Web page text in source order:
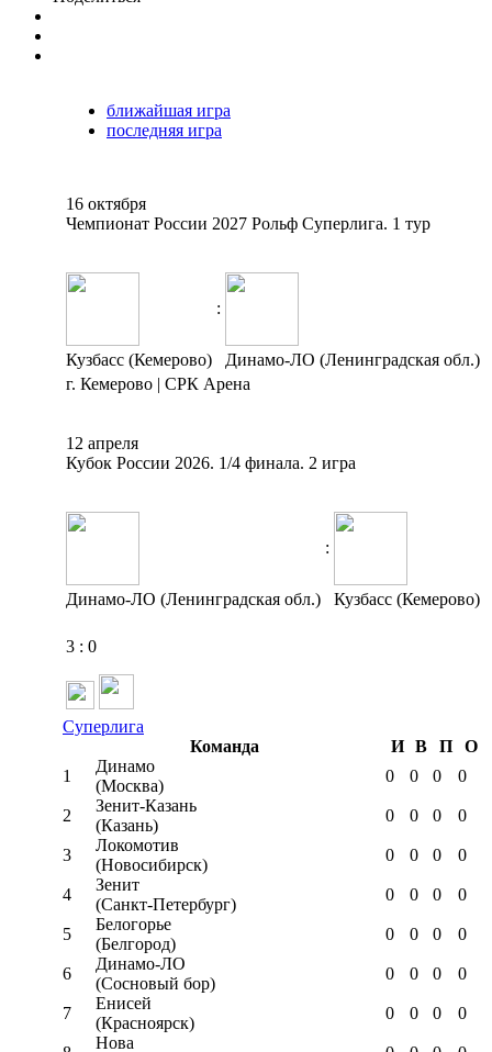
ближайшая игра
последняя игра
16 октября
Чемпионат России 2027 Рольф Суперлига. 1 тур
:
Кузбасс (Кемерово)
Динамо-ЛО (Ленинградская обл.)
г. Кемерово | СРК Арена
12 апреля
Кубок России 2026. 1/4 финала. 2 игра
:
Динамо-ЛО (Ленинградская обл.) Кузбасс (Кемерово)
3 : 0
Суперлига
Команда
И В П
О
1
Динамо
(Москва)
0 0 0 0
2
Зенит-Казань
(Казань)
0 0 0 0
3
Локомотив
(Новосибирск)
0 0 0 0
4
Зенит
(Санкт-Петербург)
0 0 0 0
5
Белогорье
(Белгород)
0 0 0 0
6
Динамо-ЛО
(Сосновый бор)
0 0 0 0
7
Енисей
(Красноярск)
0 0 0 0
Нова